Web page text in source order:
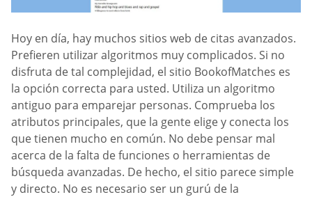
Hoy en día, hay muchos sitios web de citas avanzados.
Prefieren utilizar algoritmos muy complicados. Si no
disfruta de tal complejidad, el sitio BookofMatches es
la opción correcta para usted. Utiliza un algoritmo
antiguo para emparejar personas. Comprueba los
atributos principales, que la gente elige y conecta los
que tienen mucho en común. No debe pensar mal
acerca de la falta de funciones o herramientas de
búsqueda avanzadas. De hecho, el sitio parece simple
y directo. No es necesario ser un gurú de la